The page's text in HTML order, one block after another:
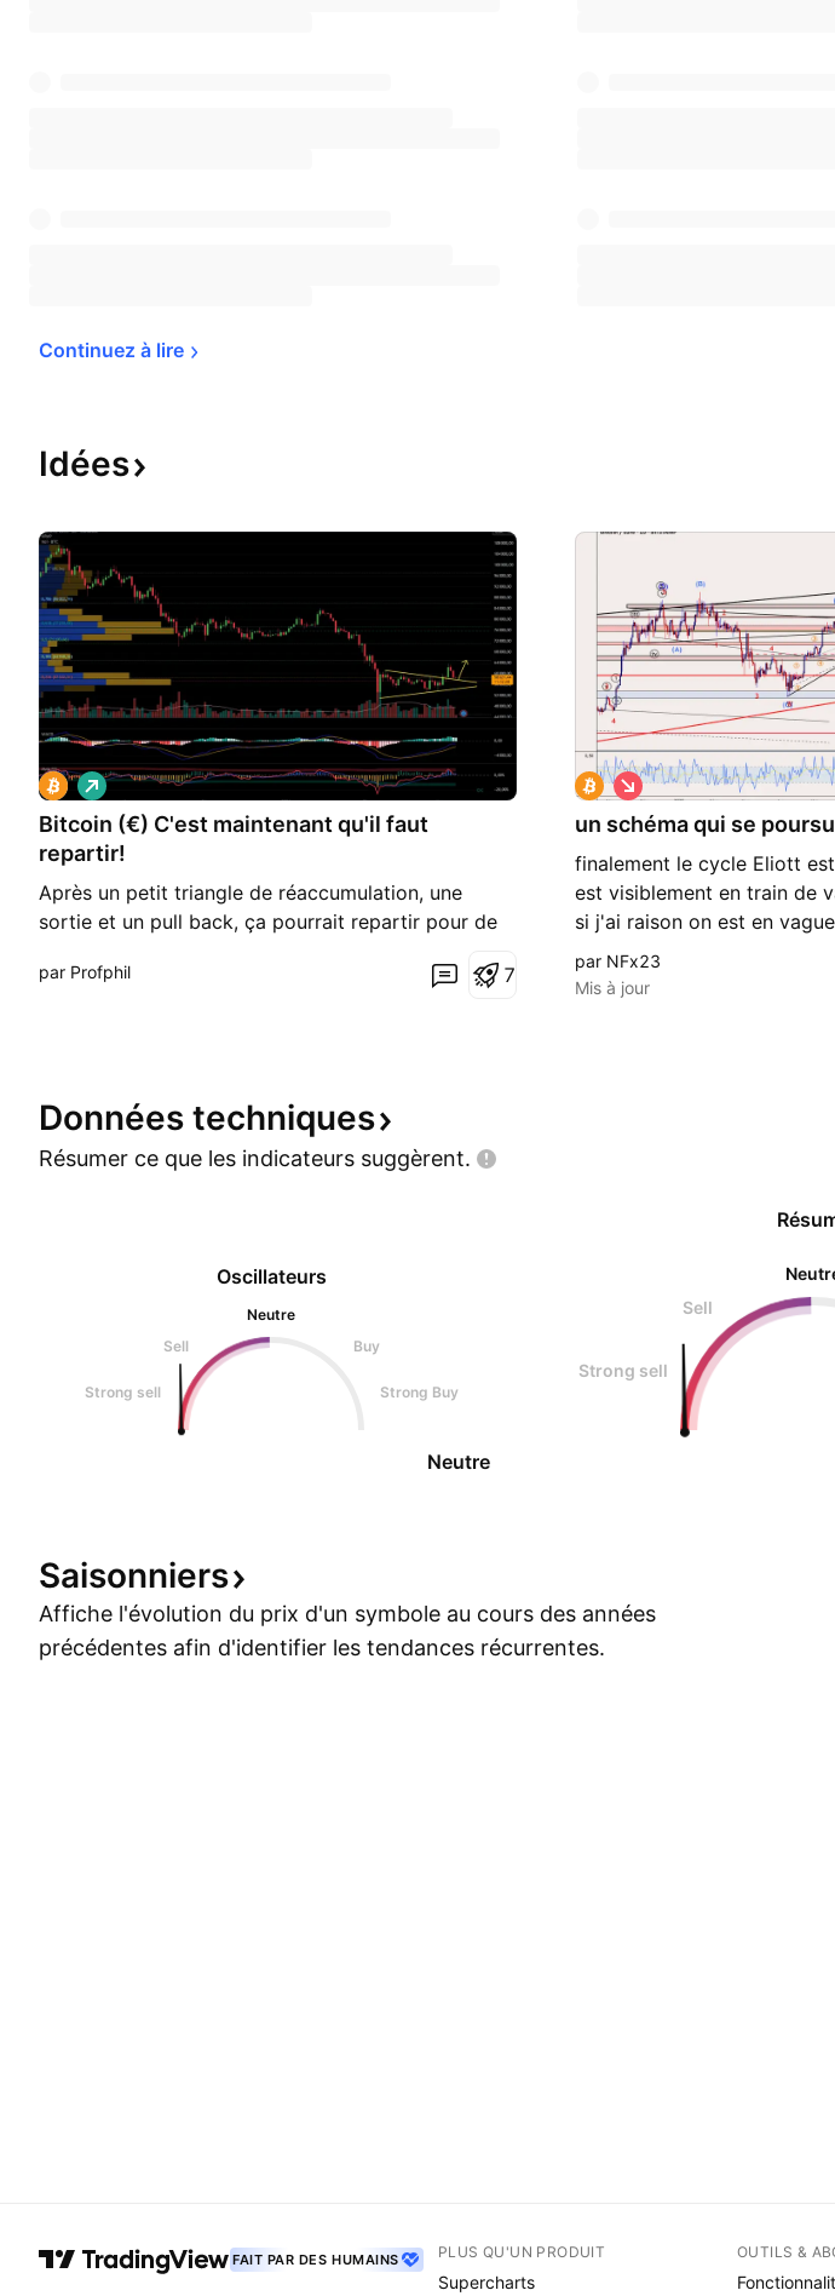
Continuez à lire
Idées
Bitcoin (€) C'est maintenant qu'il faut
repartir!
Après un petit triangle de réaccumulation, une
sortie et un pull back, ça pourrait repartir pour de
L
o
n
par Profphil 7
un schéma qui se
finalement le cycle Eliott
est visiblement en train de
si j'ai raison on est en
et après ça vaudra le coup
S
h
o
t
par NFx23
Mis à jour
Données techniques
Résumer ce que les indicateurs suggèrent.
Oscillateurs
Neutre
Sell
Buy
Strong sell Strong Buy
Neutre
Sell
Strong sell
Saisonniers
Affiche l'évolution du prix d'un symbole au cours des années
précédentes afin d'identifier les tendances récurrentes.
FAIT PAR DES HUMAINS PLUS QU'UN PRODUIT
Supercharts
OUTILS &